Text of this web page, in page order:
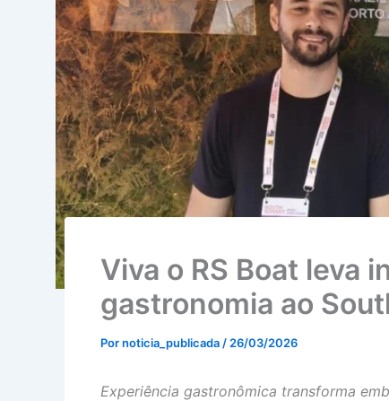
Viva o RS Boat leva
gastronomia ao
Pornoticia_publicada / 26/03/2026
Experiência gastronômica transforma